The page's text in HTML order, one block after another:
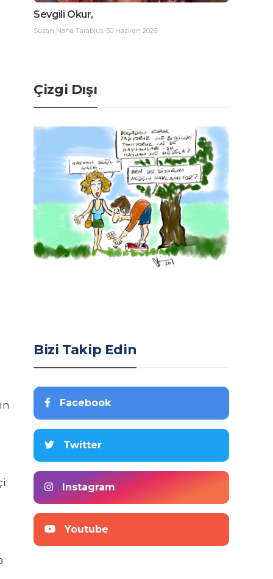
Sevgili Okur,
Suzan Nana Tarablus, 30 Haziran 2026
Çizgi Dışı
Bizi Takip Edin
Facebook
Twitter
Instagram
Youtube